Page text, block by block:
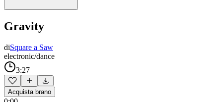
Gravity
diSquare a Saw
electronic/dance
3:27
Acquista brano